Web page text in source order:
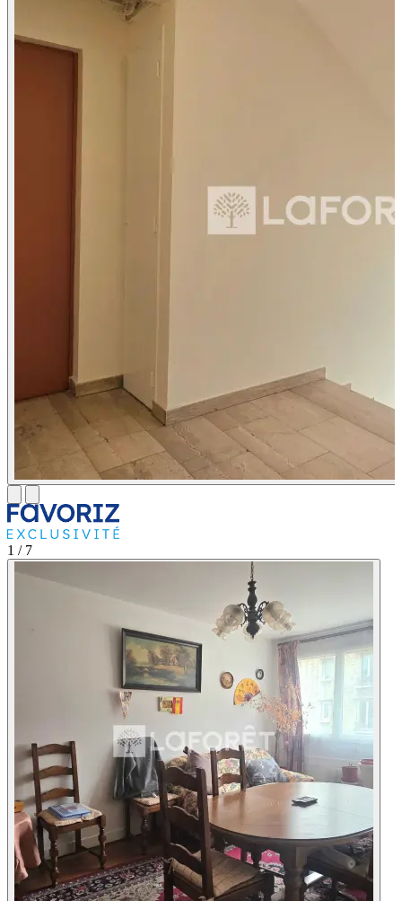
1 / 7